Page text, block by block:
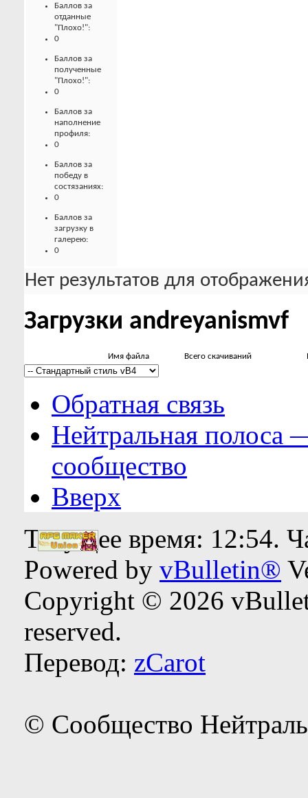
Баллов за
отданные
"Плохо!":
0
Баллов за
полученные
"Плохо!":
0
Баллов за
наполнение
профиля:
0
Баллов за
победу в
состязаниях:
0
Баллов за
загрузку в
галерею:
0
Нет результатов для
Загрузки andreyanismvf
Имя файла Всего скачиваний
Обратная связь
Нейтральная полоса
сообщество
Вверх
Текущее время: 12:54.
Powered by vBulletin®
Copyright © 2026
reserved.
Перевод: zCarot
© Сообщество